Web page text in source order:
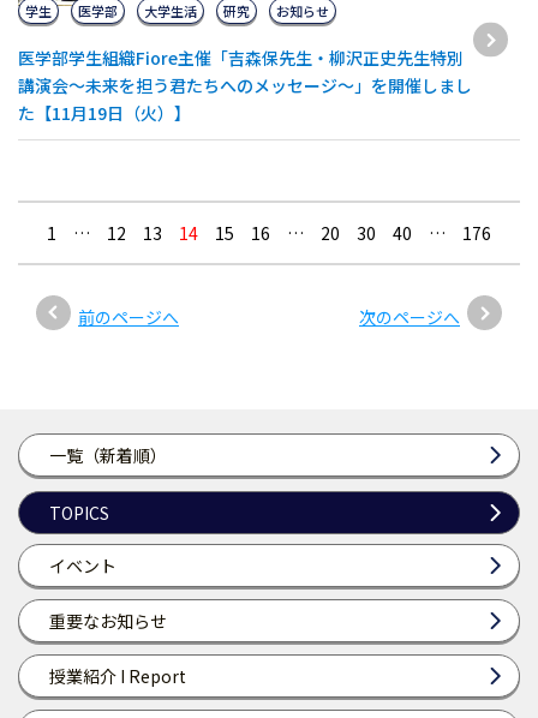
一覧（新着順）
TOPICS
イベント
重要なお知らせ
授業紹介 I Report
医学部学生組織Fiore主催「吉森保先生・柳沢正史先生特別
講演会～未来を担う君たちへのメッセージ～」を開催しまし
た【11月19日（火）】
学生 医学部 大学生活 研究 お知らせ
1
前のページへ
… 12 13 14 15 16 … 20 30 40 …
次のページへ
176